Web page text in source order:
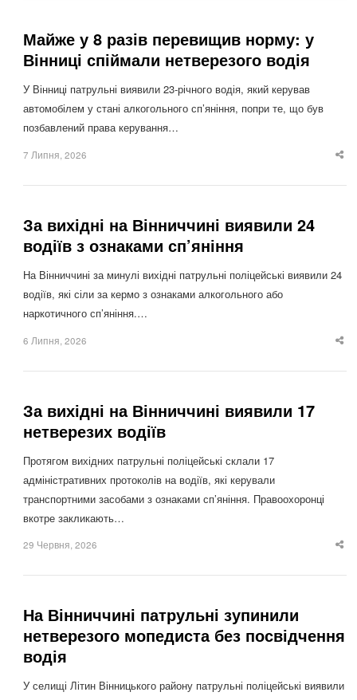
Майже у 8 разів перевищив норму: у
Вінниці спіймали нетверезого водія
У Вінниці патрульні виявили 23-річного водія, який керував
автомобілем у стані алкогольного сп’яніння, попри те, що був
позбавлений права керування…
7 Липня, 2026
За вихідні на Вінниччині виявили 24
водіїв з ознаками сп’яніння
На Вінниччині за минулі вихідні патрульні поліцейські виявили 24
водіїв, які сіли за кермо з ознаками алкогольного або
наркотичного сп’яніння.…
6 Липня, 2026
За вихідні на Вінниччині виявили 17
нетверезих водіїв
Протягом вихідних патрульні поліцейські склали 17
адміністративних протоколів на водіїв, які керували
транспортними засобами з ознаками сп’яніння. Правоохоронці
вкотре закликають…
29 Червня, 2026
На Вінниччині патрульні зупинили
нетверезого мопедиста без посвідчення
водія
У селищі Літин Вінницького району патрульні поліцейські виявили